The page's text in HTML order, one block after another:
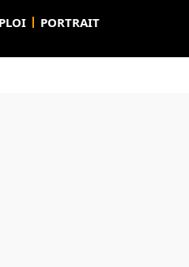
PORTRAIT